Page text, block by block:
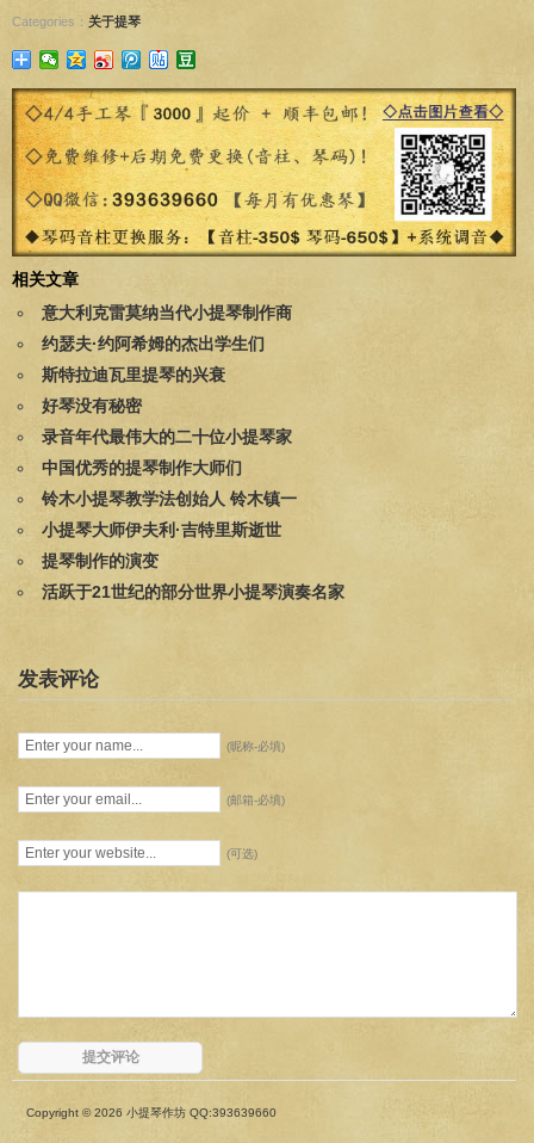
Categories： 关于提琴
相关文章
意大利克雷莫纳当代小提琴制作商
约瑟夫·约阿希姆的杰出学生们
斯特拉迪瓦里提琴的兴衰
好琴没有秘密
录音年代最伟大的二十位小提琴家
中国优秀的提琴制作大师们
铃木小提琴教学法创始人 铃木镇一
小提琴大师伊夫利·吉特里斯逝世
提琴制作的演变
活跃于21世纪的部分世界小提琴演奏名家
发表评论
(昵称-必填)
(邮箱-必填)
(可选)
Copyright © 2026 小提琴作坊 QQ:393639660